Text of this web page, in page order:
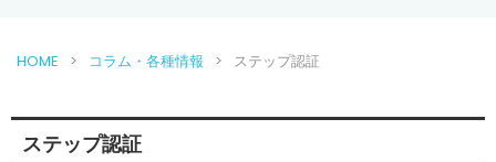
HOME コラム・各種情報 ステップ認証
ステップ認証